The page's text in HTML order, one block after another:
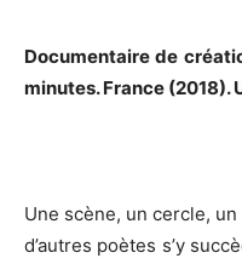
Documentaire de
minutes. France (2018).
Une scène, un cercle,
d’autres poètes s’y